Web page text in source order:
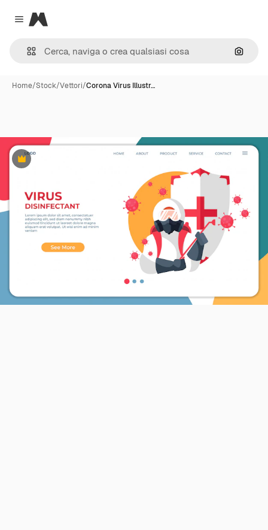
Close menu
Magnific
Cerca
Home/Stock/Vettori/Corona Virus Illustr…
Premium